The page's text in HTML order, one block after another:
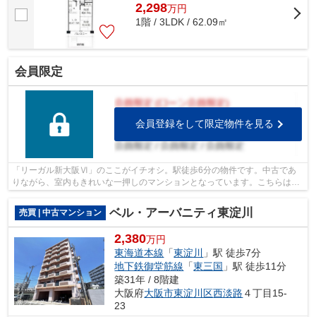
2,298万円
1階 / 3LDK / 62.09㎡
会員限定
会員登録をして限定物件を見る
「リーガル新大阪Ⅵ」のここがイチオシ。駅徒歩6分の物件です。中古であ
りながら、室内もきれいな一押しのマンションとなっています。こちらはエ
売買 | 中古マンション
ベル・アーバニティ東淀川
2,380万円
東海道本線 「東淀川
」駅 徒歩7分
地下鉄御堂筋線 「東三国 」駅 徒歩11分
築31年 / 8階建
大阪府大阪市東淀川区西淡路 ４丁目15-
23